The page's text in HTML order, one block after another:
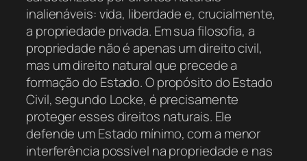
inalienáveis: vida, liberdade e, crucialmente,
a propriedade privada. Em sua filosofia, a
propriedade não é apenas um direito civil,
mas um direito natural que precede a
formação do Estado. O propósito do Estado
Civil, segundo Locke, é precisamente
proteger esses direitos naturais. Ele
defende um Estado mínimo, com a menor
interferência possível na propriedade e nas